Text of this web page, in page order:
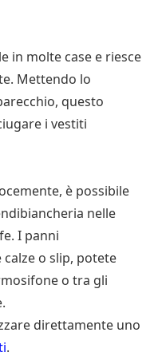
in molte case e riesce
Mettendo lo
questo
i vestiti
è possibile
nelle
I panni
o slip, potete
o tra gli
direttamente uno
.